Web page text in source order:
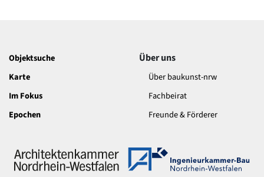
Postmoderne
Moderne
Reformarchitektur
Jugendstil
Historismus
Barock
Renaissance
Gotik
Objektsuche
Karte
Im Fokus
Epochen
Über uns
Über baukunst-nrw
Fachbeirat
Freunde & Förderer